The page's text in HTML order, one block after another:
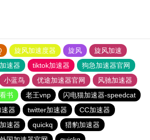
旋风加速度器 旋风
旋风加速
速器 tiktok加速器
狗急加速器官网
小蓝鸟 优途加速器官网
风驰加速器
书 老王vnp
闪电猫加速器-speedcat
速器 twitter加速器
CC加速器
速器 quickq
猎豹加速器